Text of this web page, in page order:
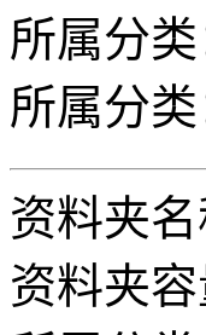
所属分类
所属分类
资料夹名
资料夹